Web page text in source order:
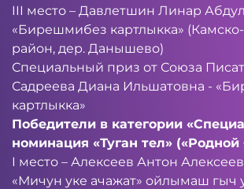
III место – Давлетшин Линар
«Бирешмибез картлыкка»
район, дер. Данышево)
Специальный приз от Союза
Садреева Диана Ильшатовна -
картлыкка»
Победители в категории
номинация «Туган тел» («Родной
I место – Алексеев Антон
«Мичун уке ачажат» ойлымаш гыч